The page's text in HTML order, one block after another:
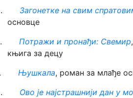
Загонетке на свим
основце
Потражи и пронађи: Свемир
књига за децу
Њушкала, роман за млађе
Ово је најстрашнији дан у